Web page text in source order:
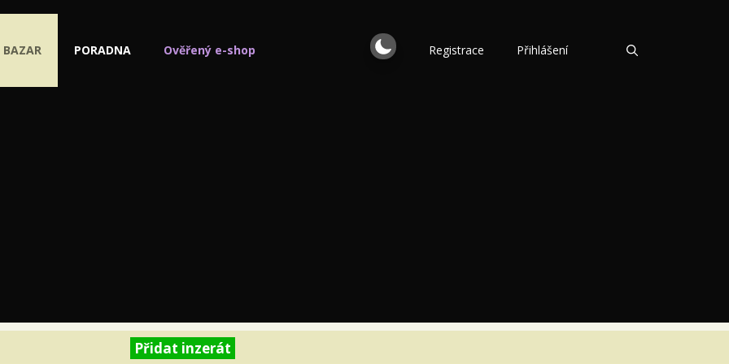
BAZAR PORADNA Ověřený e-shop Registrace Přihlášení
Přidat inzerát